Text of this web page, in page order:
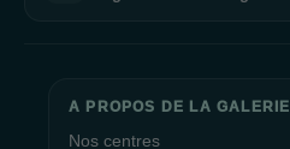
A PROPOS DE LA GALERIE
Nos centres